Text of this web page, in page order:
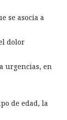
se asocia a
dolor
urgencias, en
de edad, la